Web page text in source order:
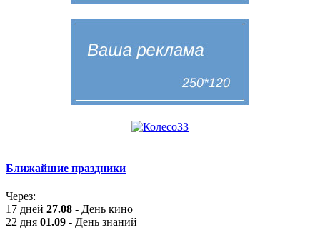
Ближайшие праздники
Через:
17 дней 27.08 - День кино
22 дня 01.09 - День знаний